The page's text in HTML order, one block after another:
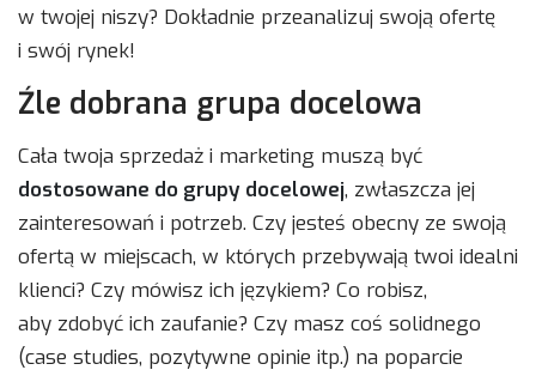
w twojej niszy? Dokładnie przeanalizuj swoją ofertę
i swój rynek!
Źle dobrana grupa docelowa
Cała twoja sprzedaż i marketing muszą być
dostosowane do grupy docelowej, zwłaszcza jej
zainteresowań i potrzeb. Czy jesteś obecny ze swoją
ofertą w miejscach, w których przebywają twoi idealni
klienci? Czy mówisz ich językiem? Co robisz,
aby zdobyć ich zaufanie? Czy masz coś solidnego
(case studies, pozytywne opinie itp.) na poparcie